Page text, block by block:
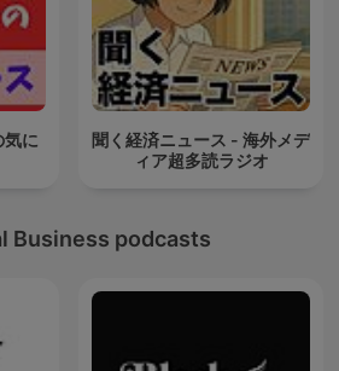
に
聞く経済ニュース - 海外メデ
ィア超多読ラジオ
Business podcasts